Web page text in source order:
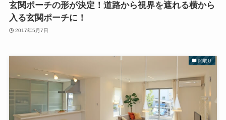
玄関ポーチの形が決定！道路から視界を遮れる横から
入る玄関ポーチに！
2017年5月7日
間取り